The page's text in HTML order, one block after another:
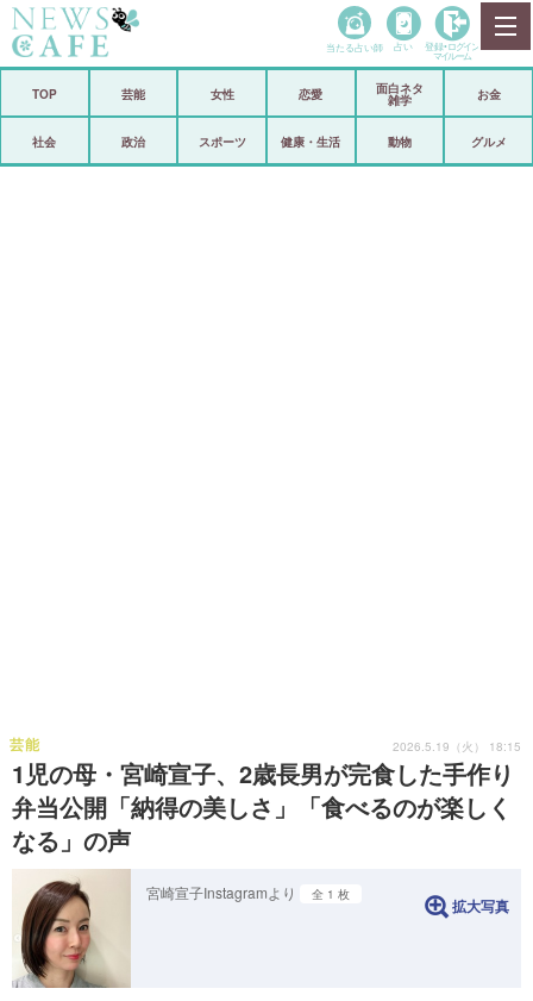
政治
当たる占い師 占い 登録• ログイン
マイルーム
TOP 芸能 女性 恋愛
面白ネタ
雑学
お金
社会 政治 スポーツ 健康・生活 動物 グルメ
1児の母・宮崎宣子、2歳長男が完食した手作り
弁当公開「納得の美しさ」「食べるのが楽しく
なる」の声
芸能 2026.5.19（火） 18:15
宮崎宣子Instagramより 全 1 枚
拡大写真